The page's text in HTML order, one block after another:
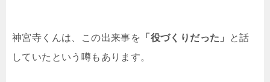
神宮寺くんは、この出来事を 「役づくりだった」
と話
していたという噂もあります。